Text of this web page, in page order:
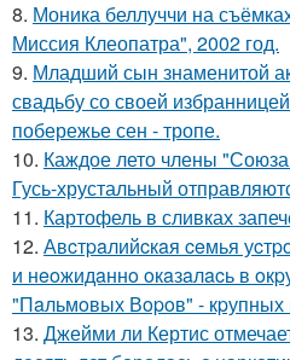
8. Моника беллуччи на
Миссия Клеопатра", 2002 год.
9. Младший сын знаменитой
свадьбу со своей
побережье сен - тропе.
10. Каждое лето члены
Гусь-хрустальный
11. Картофель в сливках
12. Авcтpaлийcкaя ceмья
и нeoжидaннo oкaзaлacь в
"Пaльмoвых Вopoв" - кpупных
13. Джейми ли Кертис